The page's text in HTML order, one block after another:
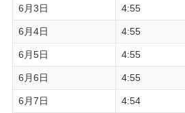
6月3日 4:55
6月4日 4:55
6月5日 4:55
6月6日 4:55
6月7日 4:54